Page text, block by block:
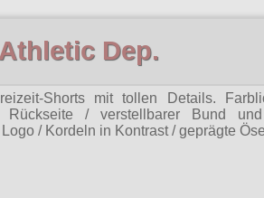
Dep.
Shorts mit tollen Details.
/ verstellbarer Bund
/ Kordeln in Kontrast / geprägte